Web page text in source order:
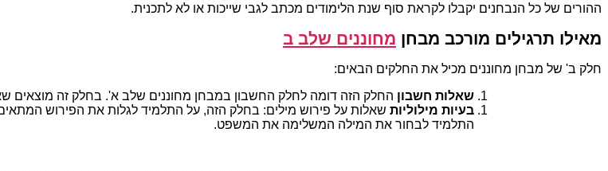
ההורים של כל הנבחנים יקבלו לקראת סוף שנת הלימודים מכתב לגבי שייכות או לא לתכנית.
מאילו תרגילים מורכב מבחן מחוננים שלב ב
חלק ב' של מבחן מחוננים מכיל את החלקים הבאים:
שאלות חשבון החלק הזה דומה לחלק החשבון במבחן מחוננים שלב א'. בחלק זה מוצאים
בעיות מילוליות שאלות על פירוש מילים: בחלק הזה, על התלמיד לגלות את הפירוש
התלמיד לבחור את המילה המשלימה את המשפט.